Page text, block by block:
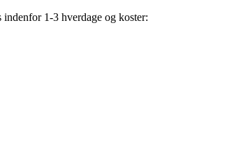
1-3 hverdage og koster: